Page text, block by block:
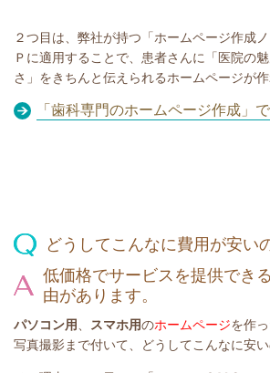
２つ目は、弊社が持つ「ホームページ作成
Ｐに適用することで、患者さんに「医院の
さ」をきちんと伝えられるホームページが作
「歯科専門のホームページ作成」
どうしてこんなに費用が安い
低価格でサービスを提供でき
由があります。
パソコン用 スマホ用のホームページを作
写真撮影まで付いて、どうしてこんなに安い